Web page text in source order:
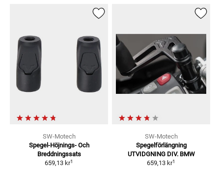
SW-Motech
Spegel-Höjnings- Och
Breddningssats
659,13 kr1
SW-Motech
Spegelförlängning
UTVIDGNING DIV. BMW
659,13 kr1